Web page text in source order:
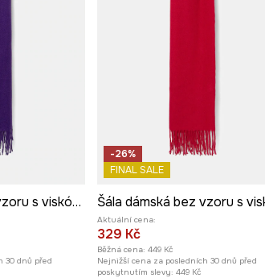
Šála dámská bez vzoru s viskózou
30 dnů před
-26%
FINAL SALE
Aktuální cena:
329 Kč
Běžná cena: 449 Kč
Nejnižší cena za posledních 30 dnů před
poskytnutím slevy: 449 Kč